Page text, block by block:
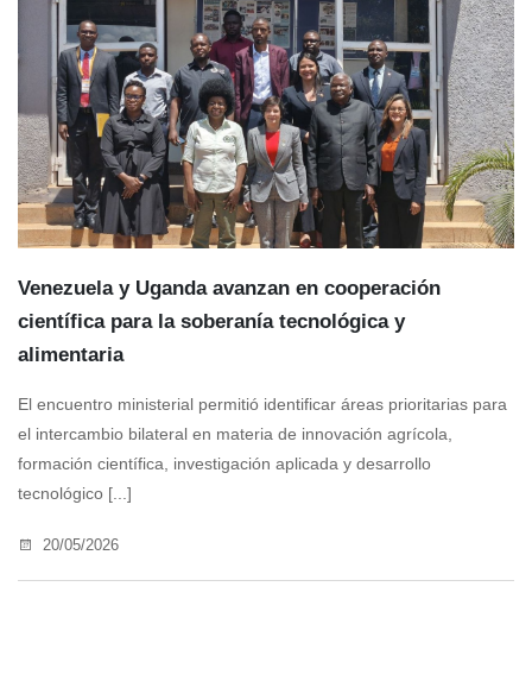
Venezuela y Uganda avanzan en cooperación
científica para la soberanía tecnológica y
alimentaria
El encuentro ministerial permitió identificar áreas prioritarias para
el intercambio bilateral en materia de innovación agrícola,
formación científica, investigación aplicada y desarrollo
tecnológico [...]
20/05/2026